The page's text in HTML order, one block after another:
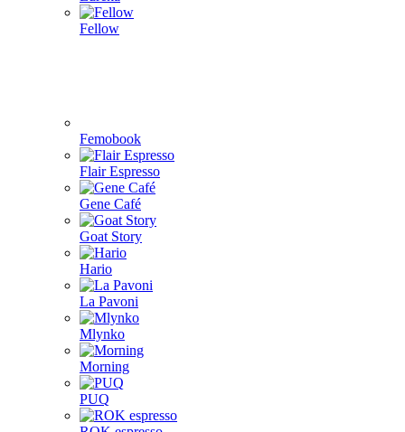
Fellow
Femobook
Flair Espresso
Gene Café
Goat Story
Hario
La Pavoni
Mlynko
Morning
PUQ